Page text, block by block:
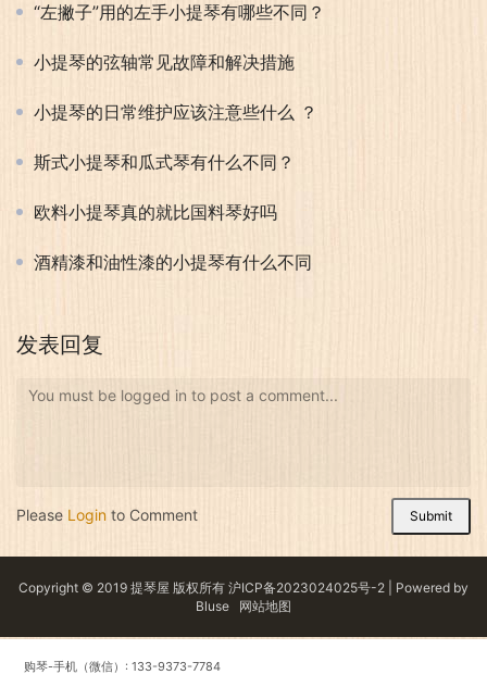
“左撇子”用的左手小提琴有哪些不同？
小提琴的弦轴常见故障和解决措施
小提琴的日常维护应该注意些什么 ？
斯式小提琴和瓜式琴有什么不同？
欧料小提琴真的就比国料琴好吗
酒精漆和油性漆的小提琴有什么不同
发表回复
You must be logged in to post a comment...
Please Login to Comment Submit
Copyright © 2019 提琴屋 版权所有 沪ICP备2023024025号-2 | Powered by
Bluse 网站地图
购琴-手机（微信）: 133-9373-7784